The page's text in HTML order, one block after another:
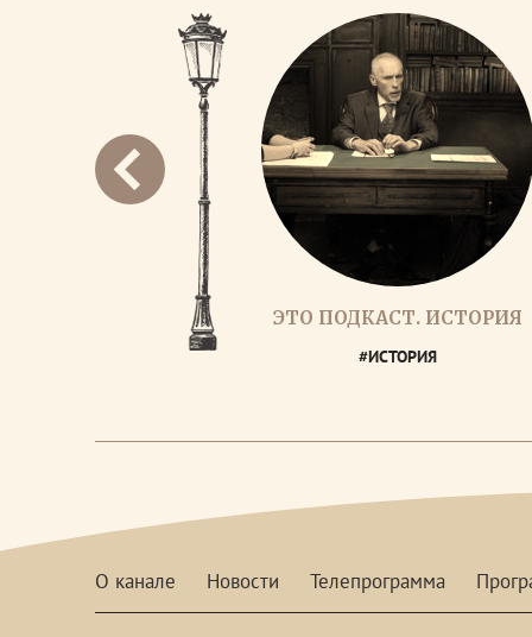
ЭТО ПОДКАСТ. ИСТОРИЯ
#ИСТОРИЯ
О канале Новости Телепрограмма